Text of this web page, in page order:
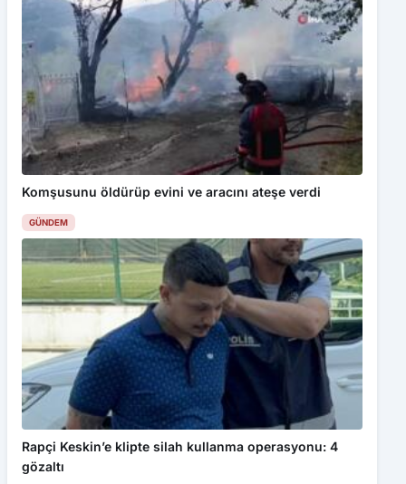
Komşusunu öldürüp evini ve aracını ateşe verdi
GÜNDEM
Rapçi Keskin’e klipte silah kullanma operasyonu: 4
gözaltı